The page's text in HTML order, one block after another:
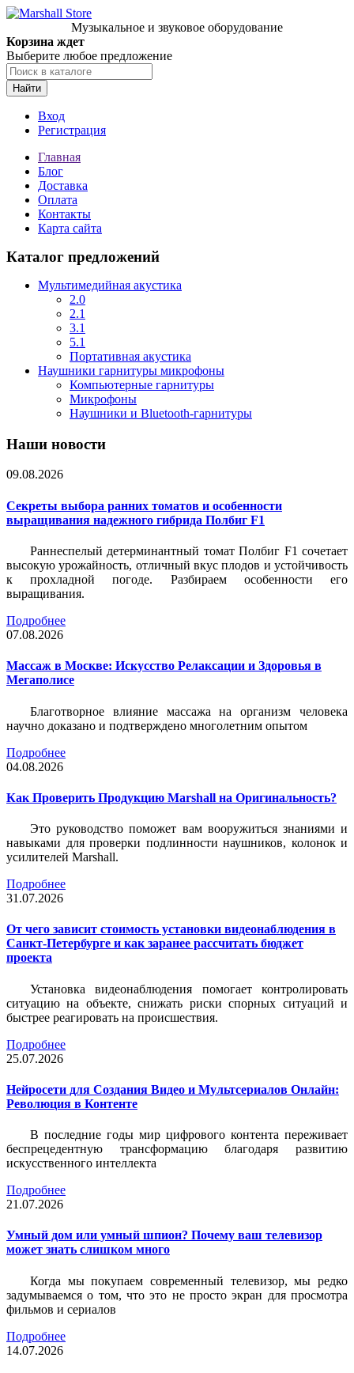
Музыкальное и звуковое оборудование
Корзина ждет
Выберите любое предложение
Найти
Вход
Регистрация
Главная
Блог
Доставка
Оплата
Контакты
Карта сайта
Каталог предложений
Мультимедийная акустика
2.0
2.1
3.1
5.1
Портативная акустика
Наушники гарнитуры микрофоны
Компьютерные гарнитуры
Микрофоны
Наушники и Bluetooth-гарнитуры
Наши новости
09.08.2026
Секреты выбора ранних томатов и особенности
выращивания надежного гибрида Полбиг F1
Раннеспелый детерминантный томат Полбиг F1 сочетает
высокую урожайность, отличный вкус плодов и устойчивость
к прохладной погоде. Разбираем особенности его
выращивания.
Подробнее
07.08.2026
Массаж в Москве: Искусство Релаксации и Здоровья в
Мегаполисе
Благотворное влияние массажа на организм человека
научно доказано и подтверждено многолетним опытом
Подробнее
04.08.2026
Как Проверить Продукцию Marshall на Оригинальность?
Это руководство поможет вам вооружиться знаниями и
навыками для проверки подлинности наушников, колонок и
усилителей Marshall.
Подробнее
31.07.2026
От чего зависит стоимость установки видеонаблюдения в
Санкт-Петербурге и как заранее рассчитать бюджет
проекта
Установка видеонаблюдения помогает контролировать
ситуацию на объекте, снижать риски спорных ситуаций и
быстрее реагировать на происшествия.
Подробнее
25.07.2026
Нейросети для Создания Видео и Мультсериалов Онлайн:
Революция в Контенте
В последние годы мир цифрового контента переживает
беспрецедентную трансформацию благодаря развитию
искусственного интеллекта
Подробнее
21.07.2026
Умный дом или умный шпион? Почему ваш телевизор
может знать слишком много
Когда мы покупаем современный телевизор, мы редко
задумываемся о том, что это не просто экран для просмотра
фильмов и сериалов
Подробнее
14.07.2026